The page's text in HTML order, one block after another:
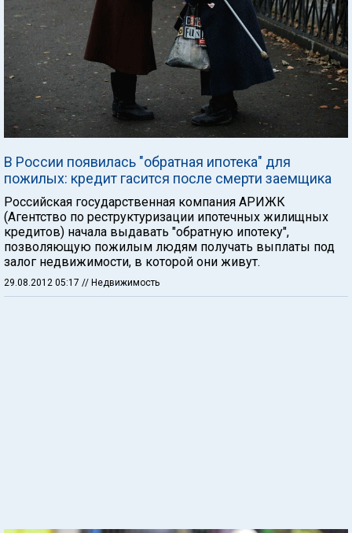
В России появилась "обратная ипотека" для
пожилых: кредит гасится после смерти заемщика
Российская государственная компания АРИЖК
(Агентство по реструктуризации ипотечных жилищных
кредитов) начала выдавать "обратную ипотеку",
позволяющую пожилым людям получать выплаты под
залог недвижимости, в которой они живут.
29.08.2012 05:17 // Недвижимость